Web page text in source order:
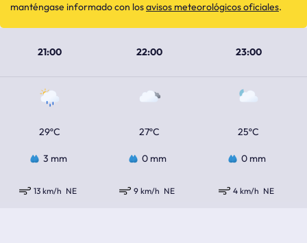
21:00 22:00 23:00
29ºC 27ºC 25ºC
3 mm 0 mm 0 mm
13 km/h NE 9 km/h NE 4 km/h NE
manténgase informado con losavisos meteorológicos oficiales.